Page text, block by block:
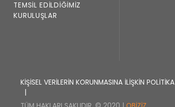
TEMSIL EDILDIĞIMIZ
KURULUŞLAR
KİŞİSEL VERİLERİN KORUNMASINA İLİŞKİN POLİTİKA
|